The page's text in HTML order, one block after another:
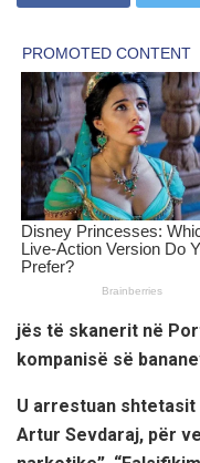
jës të skanerit në
kompanisë së
U arrestuan shtetasit
Artur Sevdaraj, për